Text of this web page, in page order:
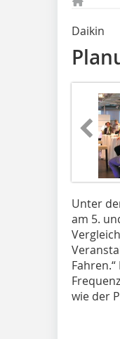
Daikin
Unter
am 5.
wie der